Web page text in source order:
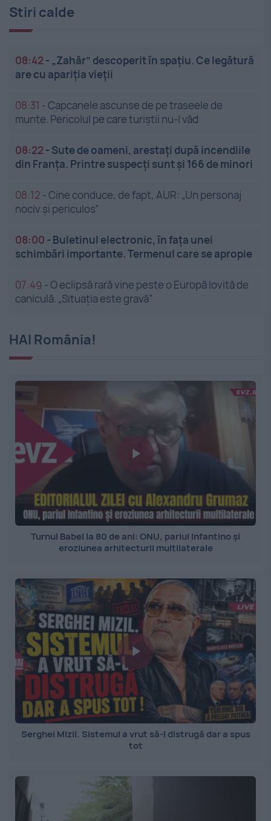
Stiri calde
08:42 - „Zahăr” descoperit în spațiu. Ce legătură
are cu apariția vieții
08:31 -Capcanele ascunse de pe traseele de
munte. Pericolul pe care turiștii nu-l văd
08:22 - Sute de oameni, arestați după incendiile
din Franța. Printre suspecți sunt și 166 de minori
08:12 -Cine conduce, de fapt, AUR: „Un personaj
nociv și periculos”
08:00 - Buletinul electronic, în fața unei
schimbări importante. Termenul care se apropie
07:49 -O eclipsă rară vine peste o Europă lovită de
caniculă. „Situația este gravă”
HAI România!
Turnul Babel la 80 de ani: ONU, pariul Infantino și
eroziunea arhitecturii multilaterale
Serghei Mizil. Sistemul a vrut să-l distrugă dar a spus
tot